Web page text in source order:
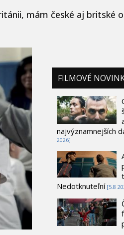
mám české aj britské
FILMOVÉ
najvýznamnejších
2026]
Nedotknuteľní [5.8